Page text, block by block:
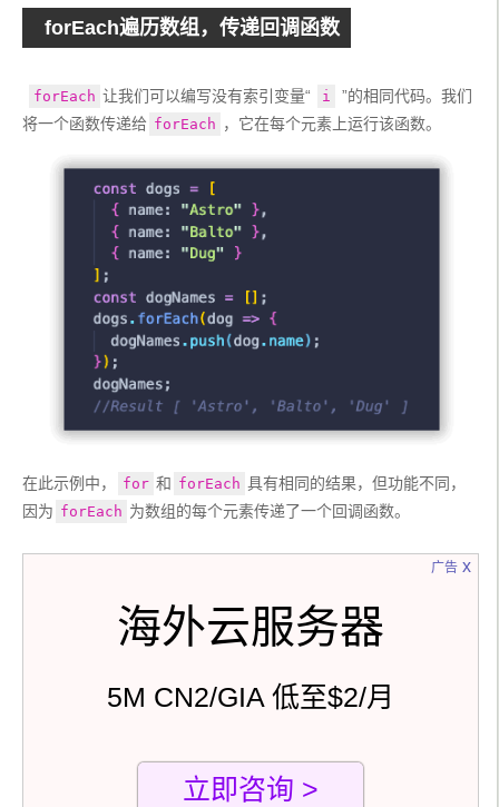
forEach遍历数组，传递回调函数
forEach 让我们可以编写没有索引变量“ i
”的相同代码。我们
将一个函数传递给 forEach ，它在每个元素上运行该函数。
在此示例中， for 和 forEach 具有相同的结果，但功能不同，
因为 forEach 为数组的每个元素传递了一个回调函数。
广告
海外云服务器
5M CN2/GIA 低至$2/月
立即咨询 >
x